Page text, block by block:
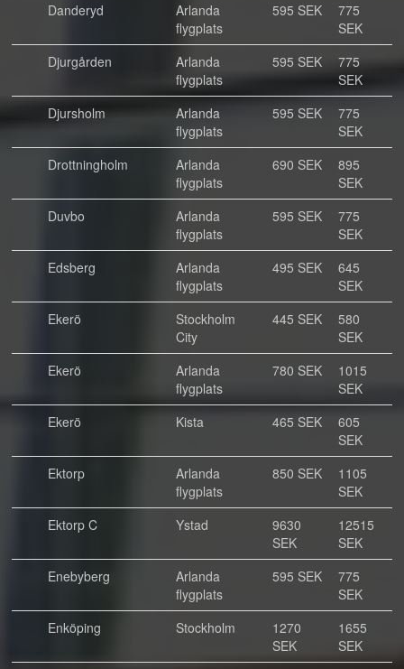
Danderyd
Arlanda
flygplats
595 SEK
775
SEK
Djurgården
Arlanda
flygplats
595 SEK
775
SEK
Djursholm
Arlanda
flygplats
595 SEK
775
SEK
Drottningholm
Arlanda
flygplats
690 SEK
895
SEK
Duvbo
Arlanda
flygplats
595 SEK
775
SEK
Edsberg
Arlanda
flygplats
495 SEK
645
SEK
Ekerö
Stockholm
City
445 SEK
580
SEK
Ekerö
Arlanda
flygplats
780 SEK
1015
SEK
Ekerö
Kista 465 SEK
605
SEK
Ektorp
Arlanda
flygplats
850 SEK
1105
SEK
Ektorp C
Ystad
9630
SEK
12515
SEK
Enebyberg
Arlanda
flygplats
595 SEK
775
SEK
Enköping
Stockholm
1270
SEK
1655
SEK